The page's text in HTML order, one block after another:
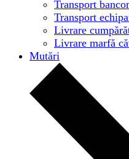
Transport
Transport
Livrare
Livrare marfă
Mutări